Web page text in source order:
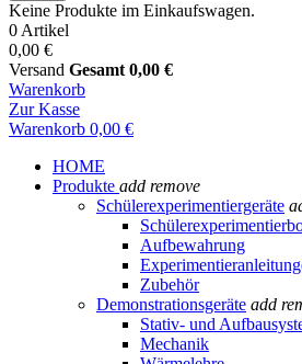
Keine Produkte im Einkaufswagen.
0 Artikel
0,00 €
Versand Gesamt 0,00 €
Warenkorb
Zur Kasse
Warenkorb 0,00 €
HOME
Produkte add remove
Schülerexperimentiergeräte
Aufbewahrung
Zubehör
Demonstrationsgeräte add
Stativ- und
Mechanik